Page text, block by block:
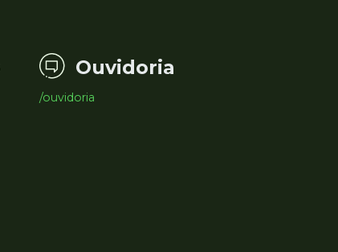
Ouvidoria
/ouvidoria